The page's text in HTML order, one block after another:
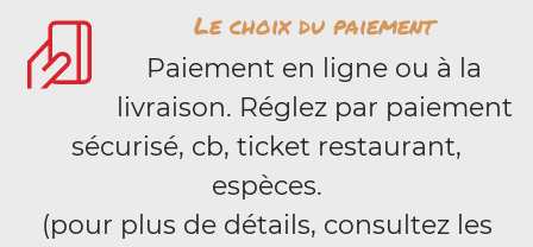
Le choix du paiement
Paiement en ligne ou à la
livraison. Réglez par paiement
sécurisé, cb, ticket restaurant,
espèces.
(pour plus de détails, consultez les